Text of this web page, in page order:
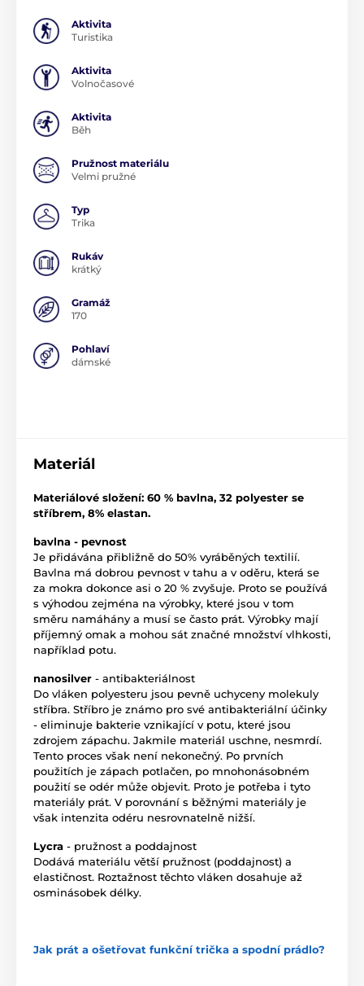
Aktivita
Turistika
Aktivita
Volnočasové
Aktivita
Běh
Pružnost materiálu
Velmi pružné
Typ
Trika
Rukáv
krátký
Gramáž
170
Pohlaví
dámské
Materiál
Materiálové složení: 60 % bavlna, 32 polyester se
stříbrem, 8% elastan.
bavlna - pevnost
Je přidávána přibližně do 50% vyráběných textilií.
Bavlna má dobrou pevnost v tahu a v oděru, která se
za mokra dokonce asi o 20 % zvyšuje. Proto se používá
s výhodou zejména na výrobky, které jsou v tom
směru namáhány a musí se často prát. Výrobky mají
příjemný omak a mohou sát značné množství vlhkosti,
například potu.
nanosilver - antibakteriálnost
Do vláken polyesteru jsou pevně uchyceny molekuly
stříbra. Stříbro je známo pro své antibakteriální účinky
- eliminuje bakterie vznikající v potu, které jsou
zdrojem zápachu. Jakmile materiál uschne, nesmrdí.
Tento proces však není nekonečný. Po prvních
použitích je zápach potlačen, po mnohonásobném
použití se odér může objevit. Proto je potřeba i tyto
materiály prát. V porovnání s běžnými materiály je
však intenzita odéru nesrovnatelně nižší.
Lycra - pružnost a poddajnost
Dodává materiálu větší pružnost (poddajnost) a
elastičnost. Roztažnost těchto vláken dosahuje až
osminásobek délky.
Jak prát a ošetřovat funkční trička a spodní prádlo?